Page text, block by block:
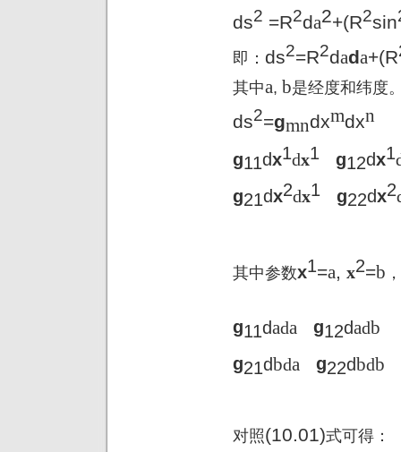
ds2 =R2da2+(R2sin
即： ds2=R2dada+(R
其中a, b是经度和纬度
ds2=gmndxmdxn
g11dx1dx1 g12dx1
g21dx2dx1 g22dx2
其中参数x1=a, x2=b ，
g11dada g12dadb
g21dbda g22dbdb
对照(10.01)式可得：